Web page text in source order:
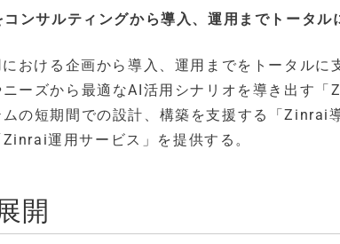
コンサルティングから導入、運用までトータ
おける企画から導入、運用までをトータル
ーズから最適なAI活用シナリオを導き出す
の短期間での設計、構築を支援する「Zinrai
運用サービス」を提供する。
開